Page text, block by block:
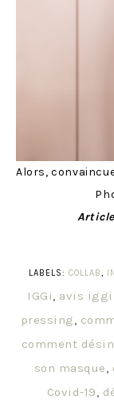
Alors,
LABELS: COLLAB,
IGGi, avis
pressing,
comment
son masque,
Covid-19,